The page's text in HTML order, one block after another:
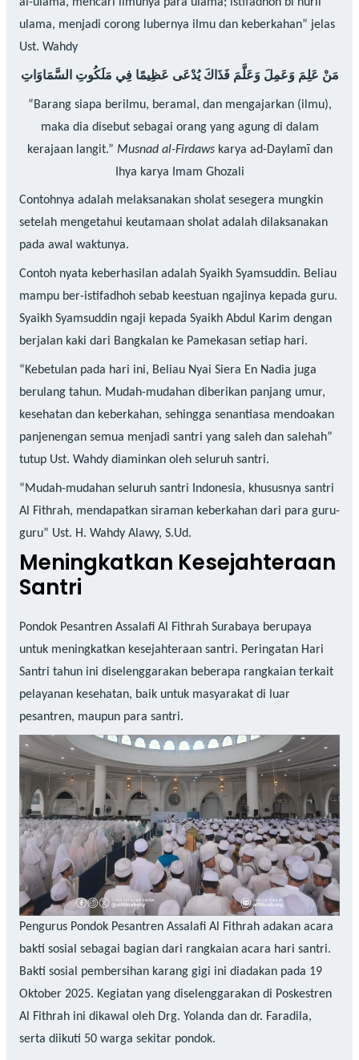
ulama, menjadi corong lubernya ilmu dan keberkahan” jelas
Ust. Wahdy
مَنْ عَلِمَ وَعَمِلَ وَعَلَّمَ فَذَاكَ يُدْعَى عَظِيمًا فِي مَلَكُوتِ السَّمَاوَاتِ
“Barang siapa berilmu, beramal, dan mengajarkan (ilmu),
maka dia disebut sebagai orang yang agung di dalam
kerajaan langit.” Musnad al-Firdawskarya ad-Daylamī dan
Ihya karya Imam Ghozali
Contohnya adalah melaksanakan sholat sesegera mungkin
setelah mengetahui keutamaan sholat adalah dilaksanakan
pada awal waktunya.
Contoh nyata keberhasilan adalah Syaikh Syamsuddin. Beliau
mampu ber-istifadhoh sebab keestuan ngajinya kepada guru.
Syaikh Syamsuddin ngaji kepada Syaikh Abdul Karim dengan
berjalan kaki dari Bangkalan ke Pamekasan setiap hari.
“Kebetulan pada hari ini, Beliau Nyai Siera En Nadia juga
berulang tahun. Mudah-mudahan diberikan panjang umur,
kesehatan dan keberkahan, sehingga senantiasa mendoakan
panjenengan semua menjadi santri yang saleh dan salehah”
tutup Ust. Wahdy diaminkan oleh seluruh santri.
“Mudah-mudahan seluruh santri Indonesia, khususnya santri
Al Fithrah, mendapatkan siraman keberkahan dari para guru-
guru” Ust. H. Wahdy Alawy, S.Ud.
Meningkatkan Kesejahteraan
Santri
Pondok Pesantren Assalafi Al Fithrah Surabaya berupaya
untuk meningkatkan kesejahteraan santri. Peringatan Hari
Santri tahun ini diselenggarakan beberapa rangkaian terkait
pelayanan kesehatan, baik untuk masyarakat di luar
pesantren, maupun para santri.
Pengurus Pondok Pesantren Assalafi Al Fithrah adakan acara
bakti sosial sebagai bagian dari rangkaian acara hari santri.
Bakti sosial pembersihan karang gigi ini diadakan pada 19
Oktober 2025. Kegiatan yang diselenggarakan di Poskestren
Al Fithrah ini dikawal oleh Drg. Yolanda dan dr. Faradila,
serta diikuti 50 warga sekitar pondok.